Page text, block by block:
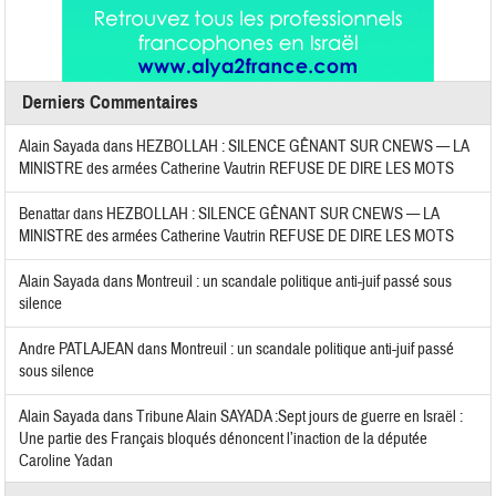
Derniers Commentaires
Alain Sayadadans HEZBOLLAH : SILENCE GÊNANT SUR CNEWS — LA
MINISTRE des armées Catherine Vautrin REFUSE DE DIRE LES MOTS
Benattardans HEZBOLLAH : SILENCE GÊNANT SUR CNEWS — LA
MINISTRE des armées Catherine Vautrin REFUSE DE DIRE LES MOTS
Alain Sayadadans Montreuil : un scandale politique anti-juif passé sous
silence
Andre PATLAJEAN dans Montreuil : un scandale politique anti-juif passé
sous silence
Alain SayadadansTribune Alain SAYADA :Sept jours de guerre en Israël :
Une partie des Français bloqués dénoncent l’inaction de la députée
Caroline Yadan